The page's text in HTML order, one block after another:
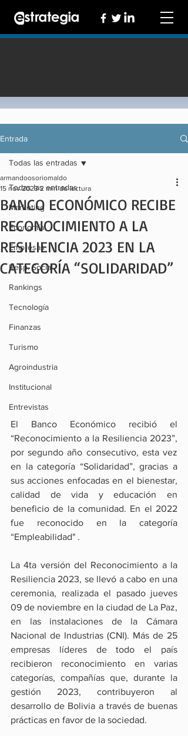
Entrada
Todas las entradas
Marketing
Economía
Empresas
Resp. Social
Rankings
Tecnología
Finanzas
Turismo
Agroindustria
Institucional
Entrevistas
Todas las entradas
BANCO ECONÓMICO RECIBE
RECONOCIMIENTO A LA
RESILIENCIA 2023 EN LA
CATEGORÍA “SOLIDARIDAD”
armandoosoriomaldo
15 nov 2023 2 min de lectura
El Banco Económico recibió el
“Reconocimiento a la Resiliencia 2023”,
por segundo año consecutivo, esta vez
en la categoría “Solidaridad”, gracias a
sus acciones enfocadas en el bienestar,
calidad de vida y educación en
beneficio de la comunidad. En el 2022
fue reconocido en la categoría
“Empleabilidad" .
La 4ta versión del Reconocimiento a la
Resiliencia 2023, se llevó a cabo en una
ceremonia, realizada el pasado jueves
09 de noviembre en la ciudad de La Paz,
en las instalaciones de la Cámara
Nacional de Industrias (CNI). Más de 25
empresas líderes de todo el país
recibieron reconocimiento en varias
categorías, compañías que, durante la
gestión 2023, contribuyeron al
desarrollo de Bolivia a través de buenas
prácticas en favor de la sociedad.